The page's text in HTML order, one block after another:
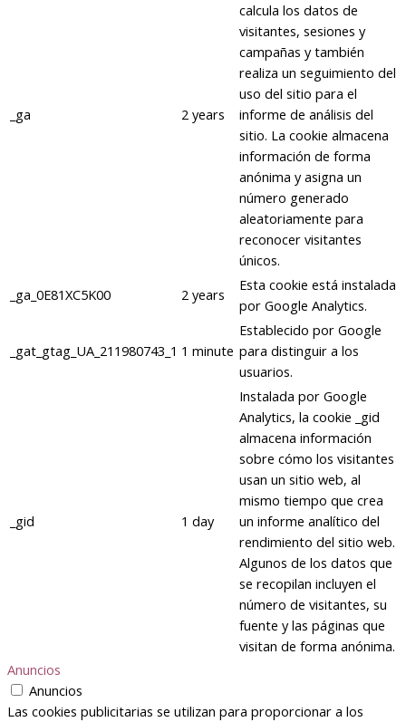
_ga 2 years
calcula los datos de
visitantes, sesiones y
campañas y también
realiza un seguimiento del
uso del sitio para el
informe de análisis del
sitio. La cookie almacena
información de forma
anónima y asigna un
número generado
aleatoriamente para
reconocer visitantes
únicos.
_ga_0E81XC5K00
2 years
Esta cookie está instalada
por Google Analytics.
_gat_gtag_UA_211980743_1 1 minute
Establecido por Google
para distinguir a los
usuarios.
_gid 1 day
Instalada por Google
Analytics, la cookie _gid
almacena información
sobre cómo los visitantes
usan un sitio web, al
mismo tiempo que crea
un informe analítico del
rendimiento del sitio web.
Algunos de los datos que
se recopilan incluyen el
número de visitantes, su
fuente y las páginas que
visitan de forma anónima.
Anuncios
Anuncios
Las cookies publicitarias se utilizan para proporcionar a los